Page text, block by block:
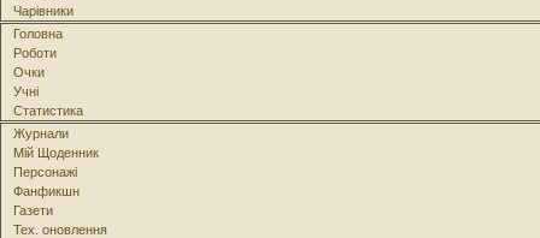
Чарівники
Головна
Роботи
Очки
Учні
Статистика
Журнали
Мій Щоденник
Персонажі
Фанфикшн
Газети
Тех. оновлення